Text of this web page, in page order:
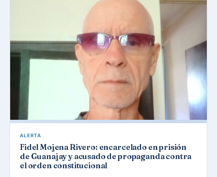
ALERTA
Fidel Mojena Rivero: encarcelado en prisión
de Guanajay y acusado de propaganda contra
el orden constitucional